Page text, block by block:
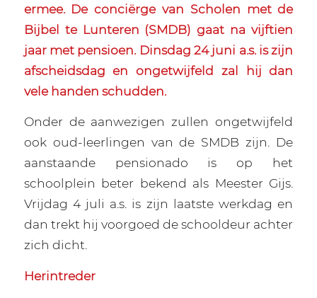
ermee. De conciërge van Scholen met de
Bijbel te Lunteren (SMDB) gaat na vijftien
jaar met pensioen. Dinsdag 24 juni a.s. is zijn
afscheidsdag en ongetwijfeld zal hij dan
vele handen schudden.
Onder de aanwezigen zullen ongetwijfeld
ook oud-leerlingen van de SMDB zijn. De
aanstaande pensionado is op het
schoolplein beter bekend als Meester Gijs.
Vrijdag 4 juli a.s. is zijn laatste werkdag en
dan trekt hij voorgoed de schooldeur achter
zich dicht.
Herintreder